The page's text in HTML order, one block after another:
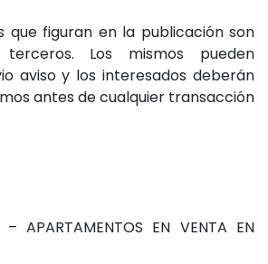
que figuran en la publicación son
Los mismos pueden
aviso y los interesados deberán
antes de cualquier transacción
– APARTAMENTOS EN VENTA EN